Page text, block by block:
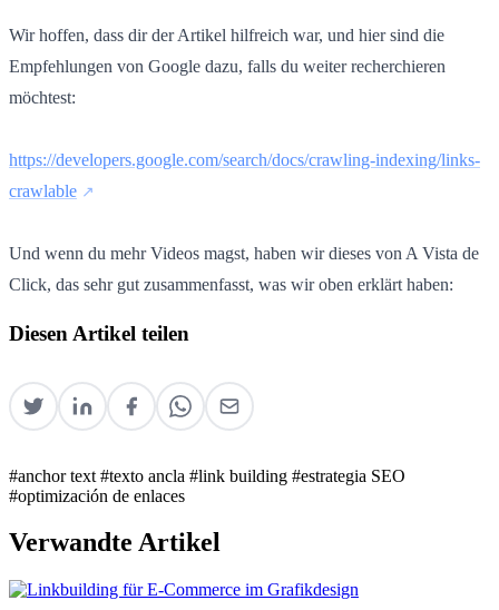
Wir hoffen, dass dir der Artikel hilfreich war, und hier sind die
Empfehlungen von Google dazu, falls du weiter recherchieren
möchtest:
https://developers.google.com/search/docs/crawling-indexing/links-
crawlable
Und wenn du mehr Videos magst, haben wir dieses von A Vista de
Click, das sehr gut zusammenfasst, was wir oben erklärt haben:
Diesen Artikel teilen
#anchor text #texto ancla #link building #estrategia SEO
#optimización de enlaces
Verwandte Artikel